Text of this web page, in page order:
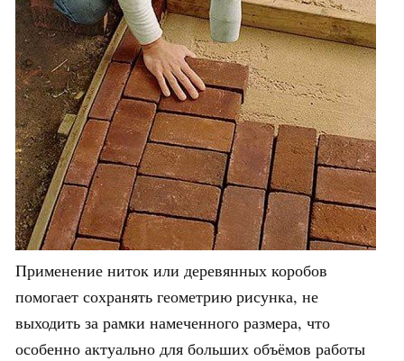
Применение ниток или деревянных коробов
помогает сохранять геометрию рисунка, не
выходить за рамки намеченного размера, что
особенно актуально для больших объёмов работы